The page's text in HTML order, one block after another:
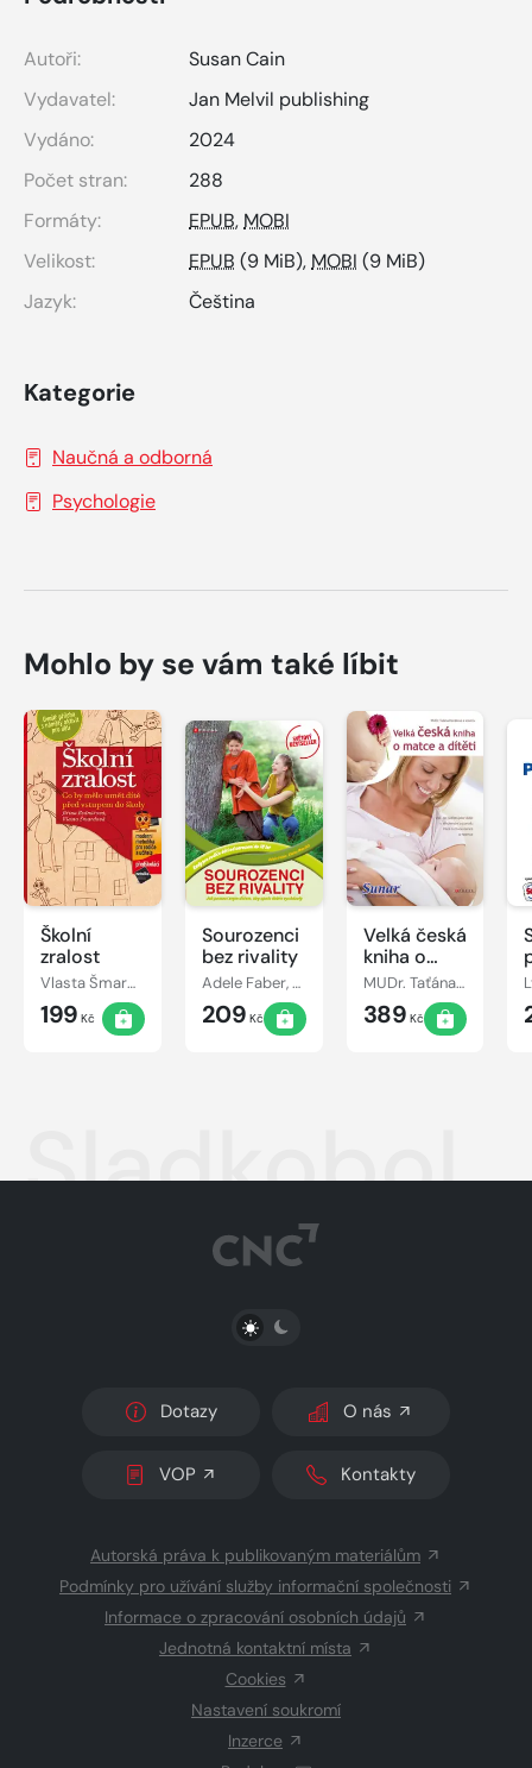
Autoři:
Susan Cain
Vydavatel:
Jan Melvil publishing
Vydáno:
2024
Počet stran:
288
Formáty:
EPUB, MOBI
Velikost:
EPUB (9 MiB), MOBI (9 MiB)
Jazyk:
Čeština
Kategorie
Naučná a odborná
Psychologie
Mohlo by se vám také líbit
Školní
zralost
Vlasta Šmardová, Jiřina Bednářová
199 Kč
Sourozenci
bez rivality
Adele Faber, Elaine Mazlish
209 Kč
Velká česká
kniha o
matce a
dítěti
MUDr. Taťána Hanáková
389 Kč
Sladkobol
PŘEPNOUT SVĚTLÝ/TMAVÝ REŽIM
Dotazy O nás
VOP Kontakty
Autorská práva k publikovaným materiálům
Podmínky pro užívání služby informační společnosti
Informace o zpracování osobních údajů
Jednotná kontaktní místa
Cookies
Nastavení soukromí
Inzerce